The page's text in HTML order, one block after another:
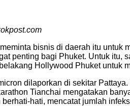
bisnis di daerah itu untuk
penting bagi Phuket. Untuk itu,
Hollywood Phuket untuk
dilaporkan di sekitar
Tianchai mengatakan
hati, mencatat jumlah